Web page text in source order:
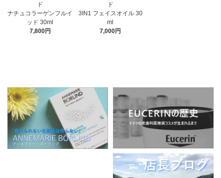
ド
ナチュコラーゲンフルイ
ッド 30ml
7,800円
ド
3IN1 フェイスオイル 30
ml
7,000円